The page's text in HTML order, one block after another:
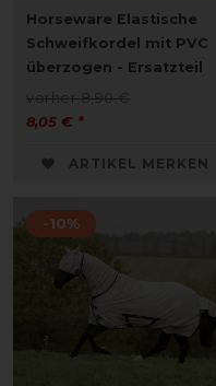
Horseware Elastische
Schweifkordel mit PVC
überzogen - Ersatzteil
vorher 8,90 €
8,05 € *
ARTIKEL MERKEN
-10%